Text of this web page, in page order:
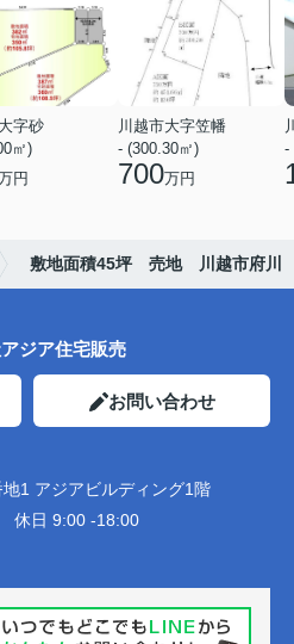
字砂
㎡)
円
川越市大字笠幡
- (300.30㎡)
700万円
-
敷地面積45坪 売地 川越市府川
ジア住宅販売
お問い合わせ
1 アジアビルディング1階
休日 9:00 -18:00